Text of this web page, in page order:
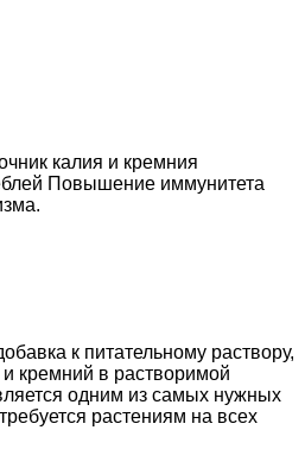
калия и кремния
Повышение иммунитета
к питательному раствору,
кремний в растворимой
одним из самых нужных
растениям на всех